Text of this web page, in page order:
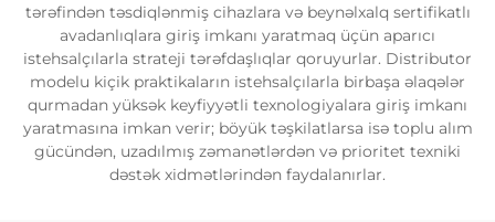
tərəfindən təsdiqlənmiş cihazlara və beynəlxalq sertifikatlı
avadanlıqlara giriş imkanı yaratmaq üçün aparıcı
istehsalçılarla strateji tərəfdaşlıqlar qoruyurlar. Distributor
modelu kiçik praktikaların istehsalçılarla birbaşa əlaqələr
qurmadan yüksək keyfiyyətli texnologiyalara giriş imkanı
yaratmasına imkan verir; böyük təşkilatlarsa isə toplu alım
gücündən, uzadılmış zəmanətlərdən və prioritet texniki
dəstək xidmətlərindən faydalanırlar.